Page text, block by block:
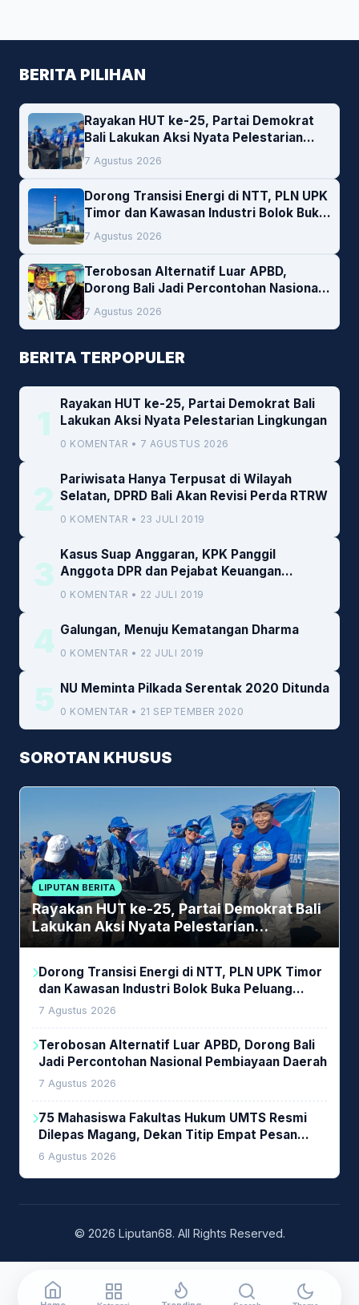
BERITA PILIHAN
Rayakan HUT ke-25, Partai Demokrat
Bali Lakukan Aksi Nyata Pelestarian
Lingkungan
7 Agustus 2026
Dorong Transisi Energi di NTT, PLN UPK
Timor dan Kawasan Industri Bolok Buka
Peluang Investasi Woodchip untuk
Cofiring PLTU Bolok
7 Agustus 2026
Terobosan Alternatif Luar APBD,
Dorong Bali Jadi Percontohan Nasional
Pembiayaan Daerah
7 Agustus 2026
BERITA TERPOPULER
1
Rayakan HUT ke-25, Partai Demokrat Bali
Lakukan Aksi Nyata Pelestarian Lingkungan
0 KOMENTAR • 7 AGUSTUS 2026
2
Pariwisata Hanya Terpusat di Wilayah
Selatan, DPRD Bali Akan Revisi Perda RTRW
0 KOMENTAR • 23 JULI 2019
3
Kasus Suap Anggaran, KPK Panggil
Anggota DPR dan Pejabat Keuangan
Kemenkeu
0 KOMENTAR • 22 JULI 2019
4 Galungan, Menuju Kematangan Dharma
0 KOMENTAR • 22 JULI 2019
5 NU Meminta Pilkada Serentak 2020 Ditunda
0 KOMENTAR • 21 SEPTEMBER 2020
SOROTAN KHUSUS
LIPUTAN BERITA
Rayakan HUT ke-25, Partai Demokrat Bali
Lakukan Aksi Nyata Pelestarian
Lingkungan
Dorong Transisi Energi di NTT, PLN UPK Timor
dan Kawasan Industri Bolok Buka Peluang
Investasi Woodchip untuk Cofiring PLTU Bolok
7 Agustus 2026
Terobosan Alternatif Luar APBD, Dorong Bali
Jadi Percontohan Nasional Pembiayaan Daerah
7 Agustus 2026
75 Mahasiswa Fakultas Hukum UMTS Resmi
Dilepas Magang, Dekan Titip Empat Pesan
Penting
6 Agustus 2026
© 2026 Liputan68. All Rights Reserved.